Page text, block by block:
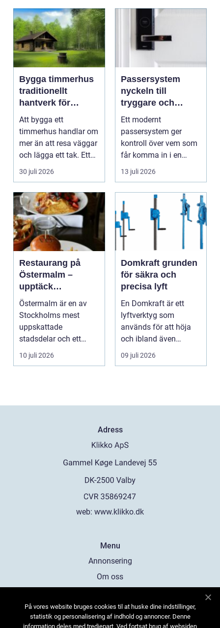
Bygga timmerhus
traditionellt
hantverk för
moderna behov
Att bygga ett
timmerhus handlar om
mer än att resa väggar
och lägga ett tak. Ett
timmerhus är ett lå...
30 juli 2026
Passersystem
nyckeln till
tryggare och
smidigare tillträde
Ett modernt
passersystem ger
kontroll över vem som
får komma in i en
byggnad, när de får
komma in oc...
13 juli 2026
Restaurang på
Östermalm –
upptäck
matupplevelser i
en av Stockholms
mest attraktiva
stadsdelar
Östermalm är en av
Stockholms mest
uppskattade
stadsdelar och ett
självklart val f&ou...
10 juli 2026
Domkraft grunden
för säkra och
precisa lyft
En Domkraft är ett
lyftverktyg som
används för att höja
och ibland även
positionera tunga
objekt, so...
09 juli 2026
Adress
web: www.klikko.dk
Menu
Annonsering
Om oss
Kontakta oss
Sitemap
På vores website bruges cookies til at huske dine indstillinger,
statistik og personalisering af indhold og annoncer. Denne
information deles med tredjepart. Ved fortsat brug af websiden